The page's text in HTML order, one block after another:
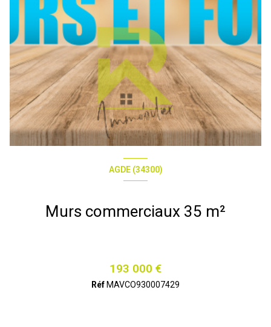
AGDE (34300)
Murs commerciaux 35 m²
193 000 €
Réf MAVCO930007429